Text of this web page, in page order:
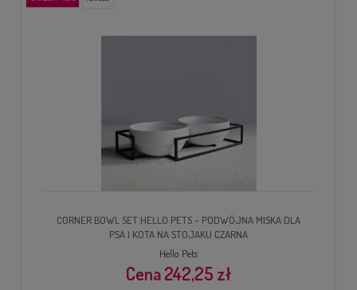
CORNER BOWL SET HELLO PETS – PODWÓJNA MISKA DLA
PSA I KOTA NA STOJAKU CZARNA
Hello Pets
242,25 zł